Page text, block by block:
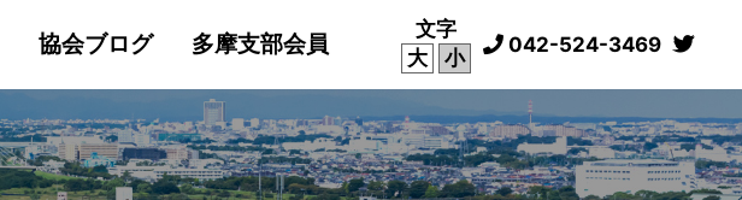
協会ブログ 多摩支部会員
文字
大
小
042-524-3469